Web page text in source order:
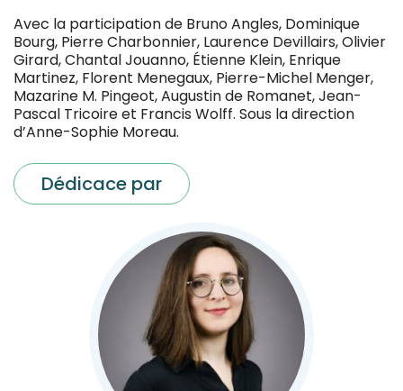
Avec la participation de Bruno Angles, Dominique
Bourg, Pierre Charbonnier, Laurence Devillairs, Olivier
Girard, Chantal Jouanno, Étienne Klein, Enrique
Martinez, Florent Menegaux, Pierre-Michel Menger,
Mazarine M. Pingeot, Augustin de Romanet, Jean-
Pascal Tricoire et Francis Wolff. Sous la direction
d’Anne-Sophie Moreau.
Dédicace par